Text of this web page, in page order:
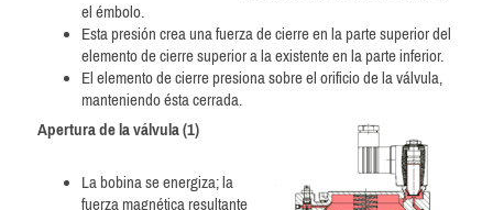
el émbolo
Esta presión crea una fuerza de cierre en la parte superior del
elemento de cierre superior a la existente en la parte inferior.
El elemento de cierre presiona sobre el orificio de la válvula,
manteniendo ésta cerrada.
Apertura de la válvula (1)
La bobina se energiza; la
fuerza magnética resultante